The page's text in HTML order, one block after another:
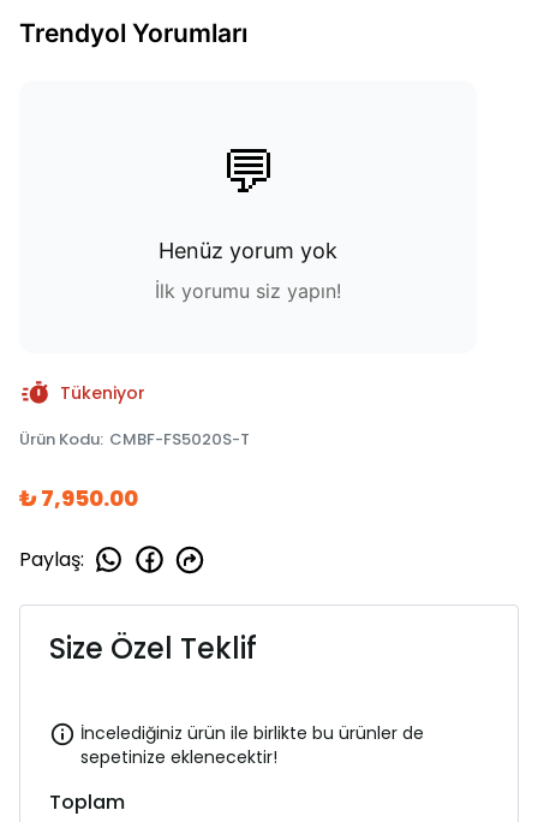
Trendyol Yorumları
💬
Henüz yorum yok
İlk yorumu siz yapın!
Tükeniyor
Ürün Kodu: CMBF-FS5020S-T
₺ 7,950.00
Paylaş:
Size Özel Teklif
İncelediğiniz ürün ile birlikte bu ürünler de
sepetinize eklenecektir!
Toplam